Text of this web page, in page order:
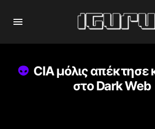
CIA μόλις απέκτησε
στο Dark Web